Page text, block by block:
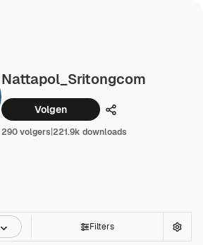
Nattapol_Sritongcom
Volgen Delen
290 volgers|221.9k downloads
Filters